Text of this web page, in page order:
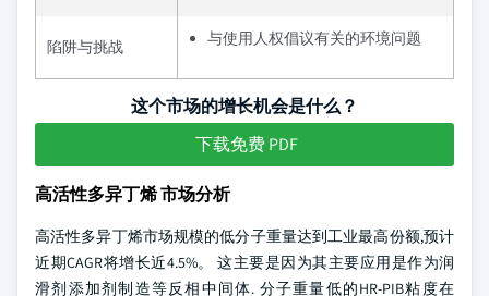
陷阱与挑战 与使用人权倡议有关的环境问题
这个市场的增长机会是什么？
下载免费 PDF
高活性多异丁烯 市场分析
高活性多异丁烯市场规模的低分子重量达到工业最高份额,预计
近期CAGR将增长近4.5%。 这主要是因为其主要应用是作为润
滑剂添加剂制造等反相中间体. 分子重量低的HR-PIB粘度在